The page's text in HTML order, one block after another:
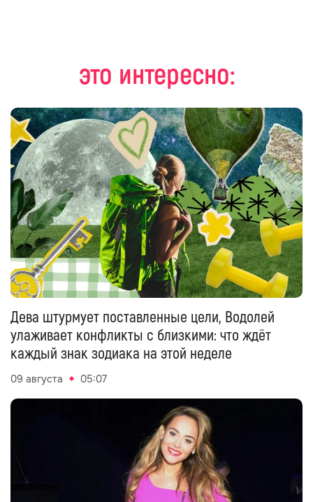
это интересно:
Дева штурмует поставленные цели, Водолей
улаживает конфликты с близкими: что ждёт
каждый знак зодиака на этой неделе
09 августа 05:07